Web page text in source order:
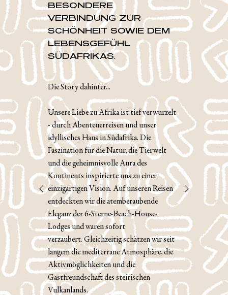
BESONDERE
VERBINDUNG ZUR
SCHÖNHEIT SOWIE DEM
LEBENSGEFÜHL
SÜDAFRIKAS.
Die Story dahinter...
Unsere Liebe zu Afrika ist tief verwurzelt
- durch Abenteuerreisen und unser
idyllisches Haus in Südafrika. Die
Faszination für die Natur, die Tierwelt
und die geheimnisvolle Aura des
Kontinents inspirierte uns zu einer
einzigartigen Vision. Auf unseren Reisen
entdeckten wir die atemberaubende
Eleganz der 6-Sterne-Beach-House-
Lodges und waren sofort
verzaubert. Gleichzeitig schätzen wir seit
langem die mediterrane Atmosphäre, die
Aktivmöglichkeiten und die
Gastfreundschaft des steirischen
Vulkanlands.